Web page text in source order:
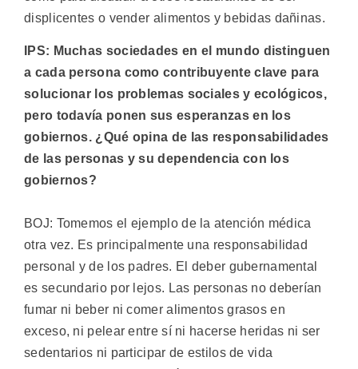
displicentes o vender alimentos y bebidas dañinas.
IPS: Muchas sociedades en el mundo distinguen
a cada persona como contribuyente clave para
solucionar los problemas sociales y ecológicos,
pero todavía ponen sus esperanzas en los
gobiernos. ¿Qué opina de las responsabilidades
de las personas y su dependencia con los
gobiernos?
BOJ: Tomemos el ejemplo de la atención médica
otra vez. Es principalmente una responsabilidad
personal y de los padres. El deber gubernamental
es secundario por lejos. Las personas no deberían
fumar ni beber ni comer alimentos grasos en
exceso, ni pelear entre sí ni hacerse heridas ni ser
sedentarios ni participar de estilos de vida